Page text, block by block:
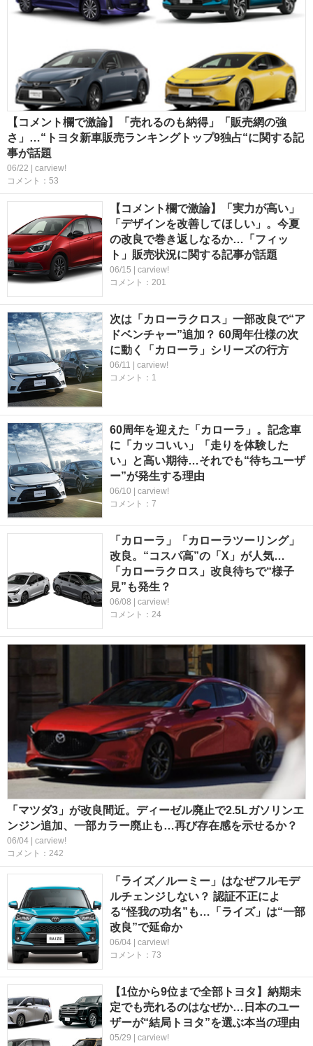
【コメント欄で激論】「売れるのも納得」「販売網の強
さ」…“トヨタ新車販売ランキングトップ9独占“に関する記
事が話題
06/22 | carview!
コメント：53
【コメント欄で激論】「実力が高い」
「デザインを改善してほしい」。今夏
の改良で巻き返しなるか…「フィッ
ト」販売状況に関する記事が話題
06/15 | carview!
コメント：201
次は「カローラクロス」一部改良で“ア
ドベンチャー”追加？ 60周年仕様の次
に動く「カローラ」シリーズの行方
06/11 | carview!
コメント：1
60周年を迎えた「カローラ」。記念車
に「カッコいい」「走りを体験した
い」と高い期待…それでも“待ちユーザ
ー”が発生する理由
06/10 | carview!
コメント：7
「カローラ」「カローラツーリング」
改良。“コスパ高”の「X」が人気…
「カローラクロス」改良待ちで“様子
見”も発生？
06/08 | carview!
コメント：24
「マツダ3」が改良間近。ディーゼル廃止で2.5Lガソリンエ
ンジン追加、一部カラー廃止も…再び存在感を示せるか？
06/04 | carview!
コメント：242
「ライズ／ルーミー」はなぜフルモデ
ルチェンジしない？ 認証不正によ
る“怪我の功名”も…「ライズ」は“一部
改良”で延命か
06/04 | carview!
コメント：73
【1位から9位まで全部トヨタ】納期未
定でも売れるのはなぜか…日本のユー
ザーが“結局トヨタ”を選ぶ本当の理由
05/29 | carview!